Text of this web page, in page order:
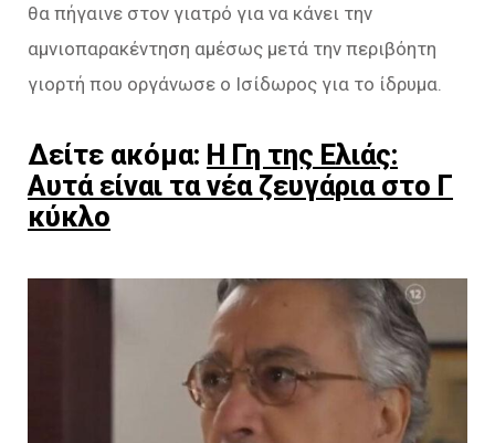
θα πήγαινε στον γιατρό για να κάνει την
αμνιοπαρακέντηση αμέσως μετά την περιβόητη
γιορτή που οργάνωσε ο Ισίδωρος για το ίδρυμα.
Δείτε ακόμα: Η Γη της Ελιάς:
Αυτά είναι τα νέα ζευγάρια στο Γ
κύκλο